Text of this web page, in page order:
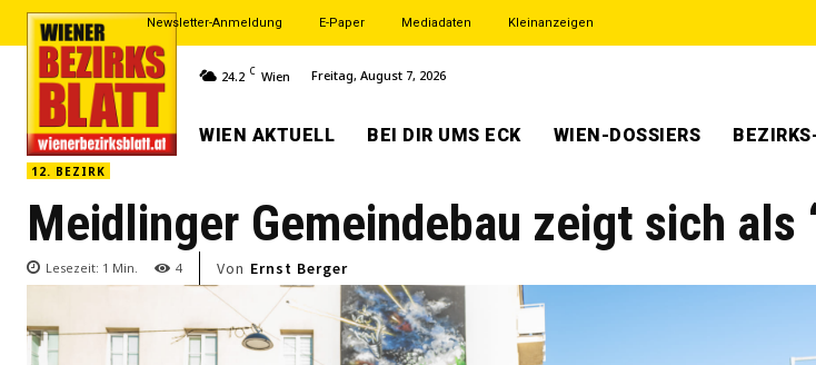
Newsletter-Anmeldung E-Paper Mediadaten Kleinanzeigen
24.2 C Wien Freitag, August 7, 2026
WIEN AKTUELL BEI DIR UMS ECK WIEN-DOSSIERS
12. BEZIRK
Meidlinger Gemeindebau zeigt sich als
Lesezeit: 1 Min. 4 Von Ernst Berger